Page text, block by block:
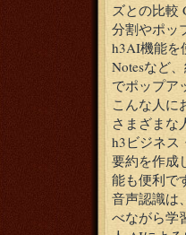
ズとの比較
分割やポッ
h3AI機能を
Notesなど
でポップア
こんな人に
さまざまな
h3ビジネス
要約を作成
能も便利で
音声認識は
べながら学